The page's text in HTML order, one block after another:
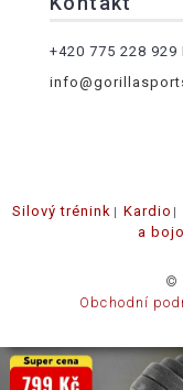
+420 775 228 929
Silový trénink
Kardio
a
©
Obchodní